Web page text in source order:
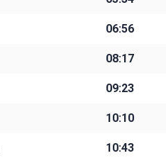
06:56
08:17
09:23
10:10
10:43